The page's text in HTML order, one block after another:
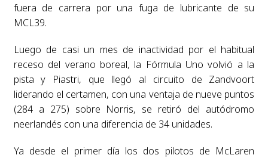
fuera de carrera por una fuga de lubricante de su
MCL39.
Luego de casi un mes de inactividad por el habitual
receso del verano boreal, la Fórmula Uno volvió a la
pista y Piastri, que llegó al circuito de Zandvoort
liderando el certamen, con una ventaja de nueve puntos
(284 a 275) sobre Norris, se retiró del autódromo
neerlandés con una diferencia de 34 unidades.
Ya desde el primer día los dos pilotos de McLaren